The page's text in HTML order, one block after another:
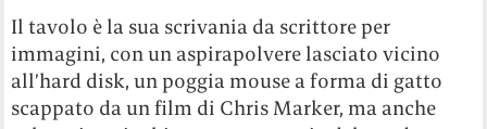
Il tavolo è la sua scrivania da scrittore per
immagini, con un aspirapolvere lasciato vicino
all’hard disk, un poggia mouse a forma di gatto
scappato da un film di Chris Marker, ma anche